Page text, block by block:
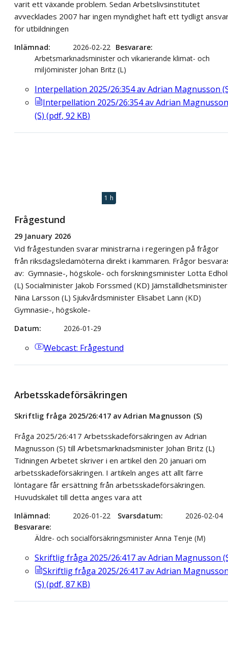
varit ett växande problem. Sedan Arbetslivsinstitutet
avvecklades 2007 har ingen myndighet haft ett tydligt
för utbildningen
Inlämnad 2026-02-22
Besvarare
Arbetsmarknadsminister och vikarierande klimat- och
miljöminister Johan Britz (L)
Interpellation 2025/26:354 av Adrian Magnusson
Interpellation 2025/26:354 av Adrian Magnusson
(S) (pdf, 92 KB)
1 h
Frågestund
29 January 2026
Vid frågestunden svarar ministrarna i regeringen på frågor
från riksdagsledamöterna direkt i kammaren. Frågor
av: Gymnasie-, högskole- och forskningsminister Lotta
(L) Socialminister Jakob Forssmed (KD) Jämställdhetsminister
Nina Larsson (L) Sjukvårdsminister Elisabet Lann (KD)
Gymnasie-, högskole-
Datum 2026-01-29
Webcast: Frågestund
Arbetsskadeförsäkringen
Skriftlig fråga 2025/26:417 av Adrian Magnusson (S)
Fråga 2025/26:417 Arbetsskadeförsäkringen av Adrian
Magnusson (S) till Arbetsmarknadsminister Johan Britz (L)
Tidningen Arbetet skriver i en artikel den 20 januari om
arbetsskadeförsäkringen. I artikeln anges att allt färre
löntagare får ersättning från arbetsskadeförsäkringen.
Huvudskälet till detta anges vara att
Inlämnad 2026-01-22 Svarsdatum
2026-02-04
Besvarare
Äldre- och socialförsäkringsminister Anna Tenje (M)
Skriftlig fråga 2025/26:417 av Adrian Magnusson
Skriftlig fråga 2025/26:417 av Adrian
(S) (pdf, 87 KB)